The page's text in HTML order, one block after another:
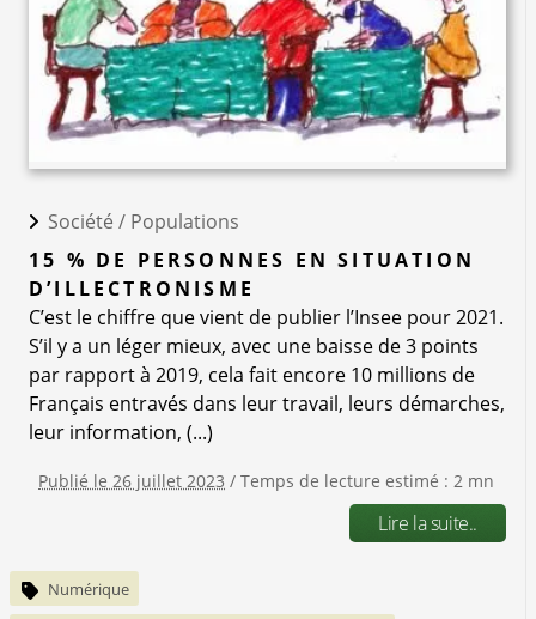
Société / Populations
15 % DE PERSONNES EN SITUATION
D’ILLECTRONISME
C’est le chiffre que vient de publier l’Insee pour 2021.
S’il y a un léger mieux, avec une baisse de 3 points
par rapport à 2019, cela fait encore 10 millions de
Français entravés dans leur travail, leurs démarches,
leur information, (...)
Publié le 26 juillet 2023 / Temps de lecture estimé : 2 mn
Lire la suite..
Numérique